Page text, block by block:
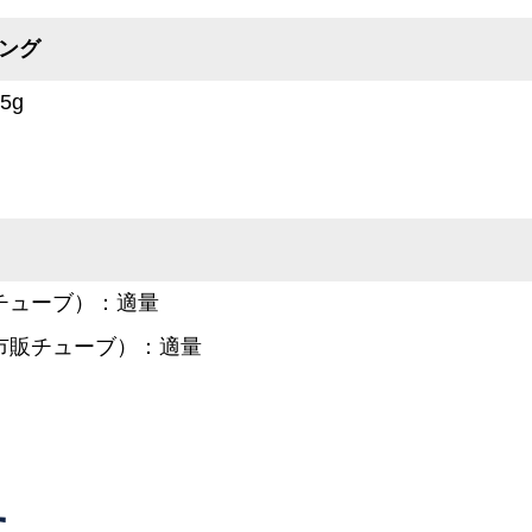
グ
ューブ）：適量
販チューブ）：適量